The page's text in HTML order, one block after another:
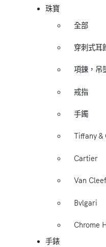
珠寶
全部
穿刺式耳
項鍊，吊
戒指
手鐲
Tiffany &
Cartier
Van
Bvlgari
Chrome
手錶